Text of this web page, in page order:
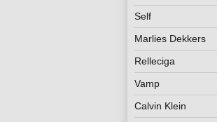
Self
Marlies Dekkers
Relleciga
Vamp
Calvin Klein